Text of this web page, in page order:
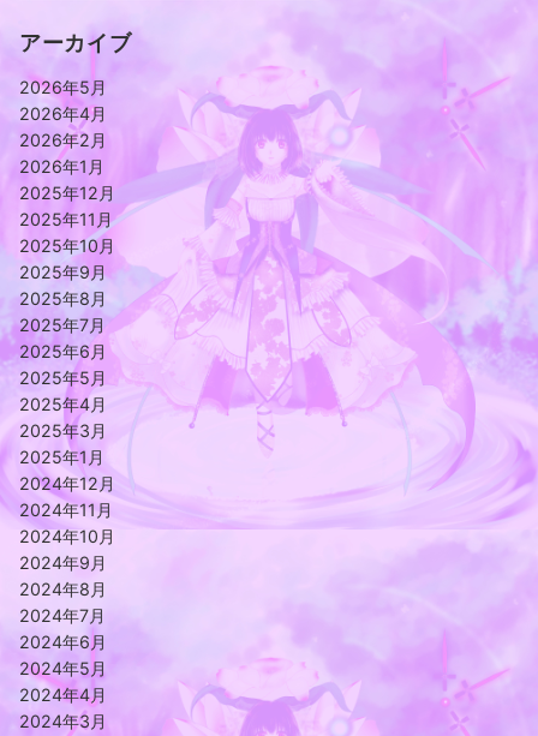
アーカイブ
2026年5月
2026年4月
2026年2月
2026年1月
2025年12月
2025年11月
2025年10月
2025年9月
2025年8月
2025年7月
2025年6月
2025年5月
2025年4月
2025年3月
2025年1月
2024年12月
2024年11月
2024年10月
2024年9月
2024年8月
2024年7月
2024年6月
2024年5月
2024年4月
2024年3月